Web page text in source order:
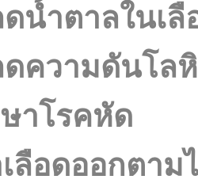
น้ำตาลในเลื
ความดันโล
าโรคหัด
ลือดออกตาม